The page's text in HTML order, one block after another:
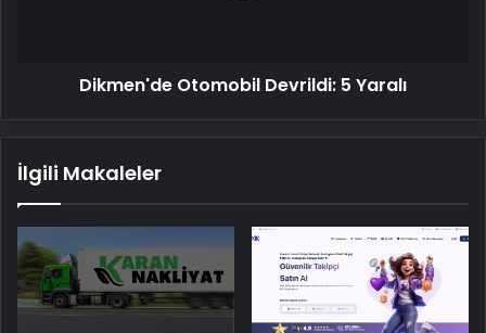
Dikmen'de Otomobil Devrildi: 5 Yaralı
İlgili Makaleler